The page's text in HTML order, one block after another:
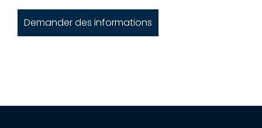
Demander des informations